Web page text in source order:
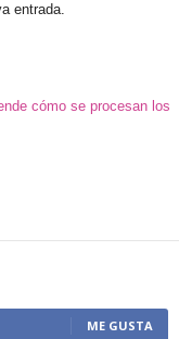
entrada.
cómo se procesan los
ME GUSTA